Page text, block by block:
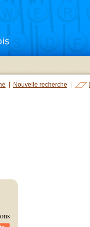
Nouvelle recherche